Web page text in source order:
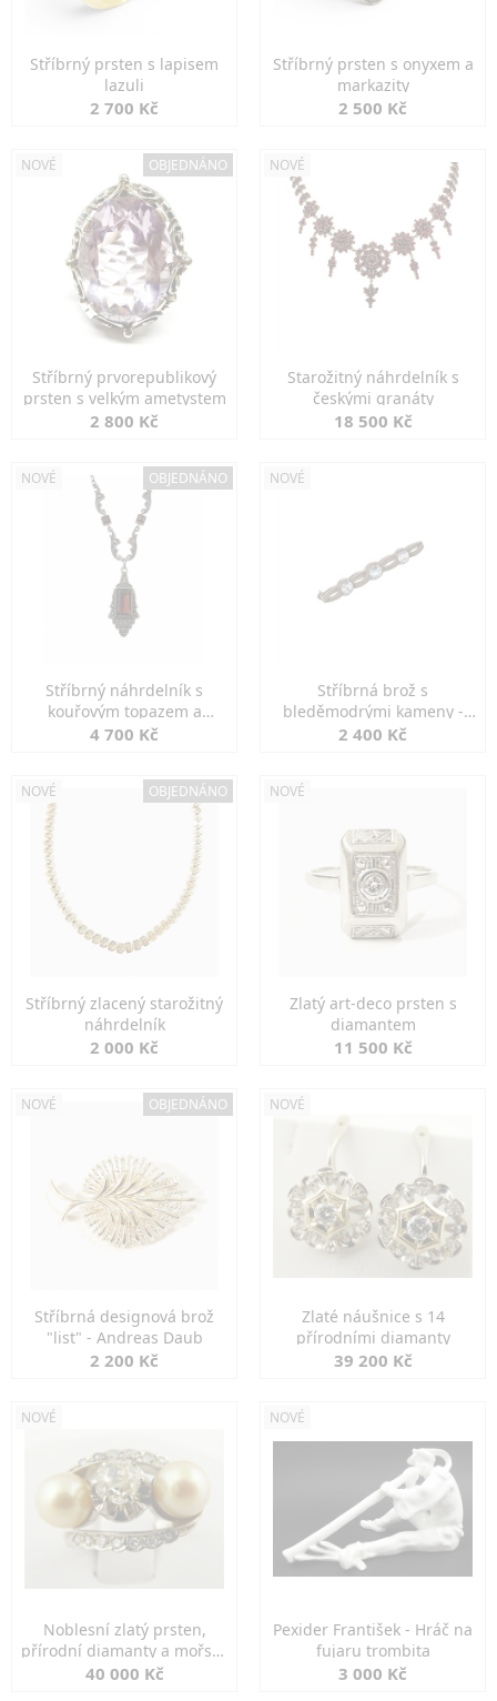
Stříbrný prsten s lapisem
lazuli
2 700 Kč
Stříbrný prsten s onyxem a
markazity
2 500 Kč
NOVÉ OBJEDNÁNO
Stříbrný prvorepublikový
prsten s velkým ametystem
2 800 Kč
NOVÉ
Starožitný náhrdelník s
českými granáty
18 500 Kč
NOVÉ OBJEDNÁNO
Stříbrný náhrdelník s
kouřovým topazem a
markazity
4 700 Kč
NOVÉ
Stříbrná brož s
bleděmodrými kameny -
jemná elegance
2 400 Kč
NOVÉ OBJEDNÁNO
Stříbrný zlacený starožitný
náhrdelník
2 000 Kč
NOVÉ
Zlatý art-deco prsten s
diamantem
11 500 Kč
NOVÉ OBJEDNÁNO
Stříbrná designová brož
"list" - Andreas Daub
2 200 Kč
NOVÉ
Zlaté náušnice s 14
přírodními diamanty
39 200 Kč
NOVÉ
Noblesní zlatý prsten,
přírodní diamanty a mořské
perly
40 000 Kč
NOVÉ
Pexider František - Hráč na
fujaru trombita
3 000 Kč